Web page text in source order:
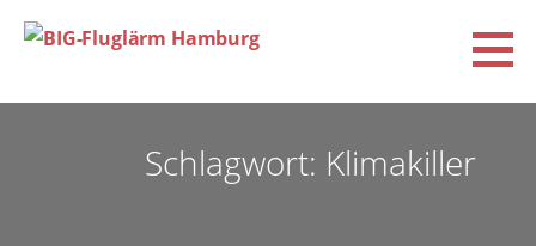
Zum
Inhalt
BIG-Fluglärm Hamburg
Schlagwort: Klimakiller